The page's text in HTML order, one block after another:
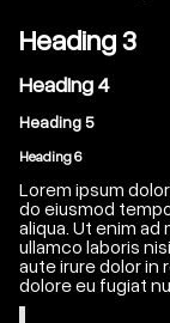
Heading 3
Heading 4
Heading 5
Heading 6
Lorem ipsum
do eiusmod
aliqua. Ut enim
ullamco laboris
aute irure dolor
dolore eu fugiat